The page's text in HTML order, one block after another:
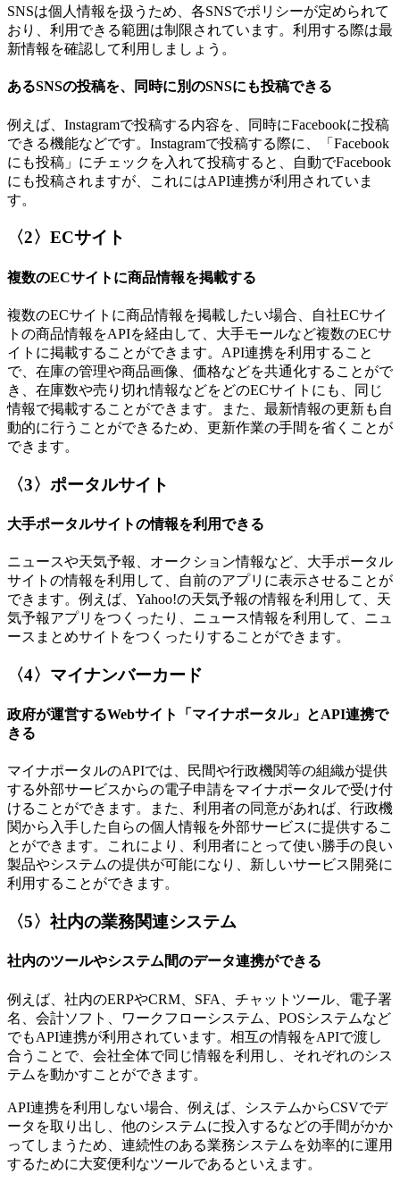
SNSは個人情報を扱うため、各SNSでポリシーが定められて
おり、利用できる範囲は制限されています。利用する際は最
新情報を確認して利用しましょう。
あるSNSの投稿を、同時に別のSNSにも投稿できる
例えば、Instagramで投稿する内容を、同時にFacebookに投稿
できる機能などです。Instagramで投稿する際に、「Facebook
にも投稿」にチェックを入れて投稿すると、自動でFacebook
にも投稿されますが、これにはAPI連携が利用されていま
す。
〈2〉ECサイト
複数のECサイトに商品情報を掲載する
複数のECサイトに商品情報を掲載したい場合、自社ECサイ
トの商品情報をAPIを経由して、大手モールなど複数のECサ
イトに掲載することができます。API連携を利用すること
で、在庫の管理や商品画像、価格などを共通化することがで
き、在庫数や売り切れ情報などをどのECサイトにも、同じ
情報で掲載することができます。また、最新情報の更新も自
動的に行うことができるため、更新作業の手間を省くことが
できます。
〈3〉ポータルサイト
大手ポータルサイトの情報を利用できる
ニュースや天気予報、オークション情報など、大手ポータル
サイトの情報を利用して、自前のアプリに表示させることが
できます。例えば、Yahoo!の天気予報の情報を利用して、天
気予報アプリをつくったり、ニュース情報を利用して、ニュ
ースまとめサイトをつくったりすることができます。
〈4〉マイナンバーカード
政府が運営するWebサイト「マイナポータル」とAPI連携で
きる
マイナポータルのAPIでは、民間や行政機関等の組織が提供
する外部サービスからの電子申請をマイナポータルで受け付
けることができます。また、利用者の同意があれば、行政機
関から入手した自らの個人情報を外部サービスに提供するこ
とができます。これにより、利用者にとって使い勝手の良い
製品やシステムの提供が可能になり、新しいサービス開発に
利用することができます。
〈5〉社内の業務関連システム
社内のツールやシステム間のデータ連携ができる
例えば、社内のERPやCRM、SFA、チャットツール、電子署
名、会計ソフト、ワークフローシステム、POSシステムなど
でもAPI連携が利用されています。相互の情報をAPIで渡し
合うことで、会社全体で同じ情報を利用し、それぞれのシス
テムを動かすことができます。
API連携を利用しない場合、例えば、システムからCSVでデ
ータを取り出し、他のシステムに投入するなどの手間がかか
ってしまうため、連続性のある業務システムを効率的に運用
するために大変便利なツールであるといえます。